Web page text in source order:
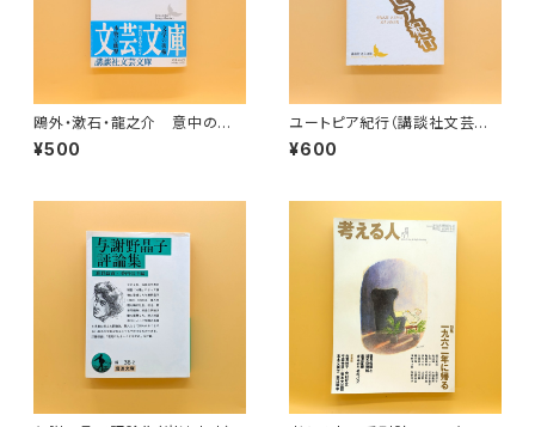
鴎外・漱石・龍之介 意中の文
士たち㊤（講談社文芸文庫）
¥500
ユートピア紀行（講談社文芸文
庫）
¥600